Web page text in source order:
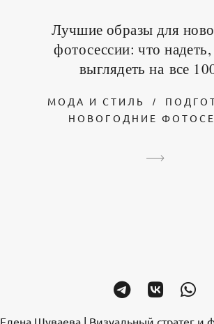
Лучшие образы для
фотосессии: что
выглядеть на все
МОДА И СТИЛЬ
НОВОГОДНИЕ
Елена Шуваева | Визуальный стратег и